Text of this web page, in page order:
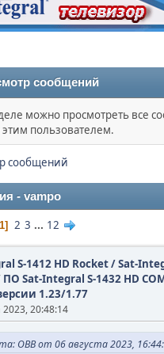
сообщений
можно просмотреть все
пользователем.
сообщений
- vampo
1 2 3 ... 12
S-1412 HD Rocket / Sat-
ПО Sat-Integral S-1432 HD
1.23/1.77
2023, 20:48:14
OВВ от 06 августа 2023,